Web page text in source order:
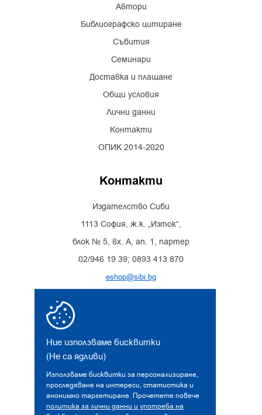
Ние използваме бисквитки
(Не са ядливи)
Използваме бисквитки за персонализиране,
проследяване на интереси, статистика и
анонимно таргетиране. Прочетете повече
политика за лични данни и употреба на
Автори
Библиографско цитиране
Събития
Семинари
Доставка и плащане
Общи условия
Лични данни
Контакти
ОПИК 2014-2020
Контакти
Издателство Сиби
1113 София, ж.к. „Изток“,
блок № 5, вх. А, ап. 1, партер
02/946 19 39; 0893 413 870
eshop@sibi.bg